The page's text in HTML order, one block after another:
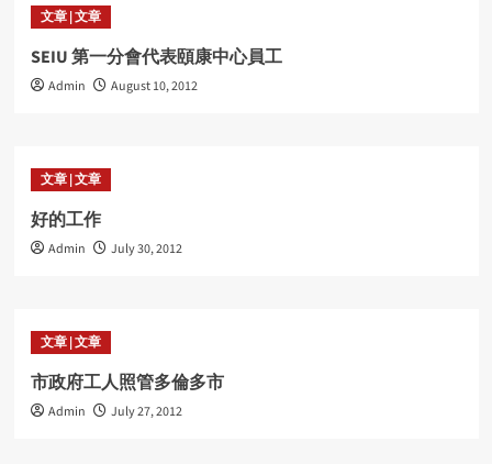
文章 | 文章
SEIU 第一分會代表頤康中心員工
Admin August 10, 2012
文章 | 文章
好的工作
Admin July 30, 2012
文章 | 文章
市政府工人照管多倫多市
Admin July 27, 2012